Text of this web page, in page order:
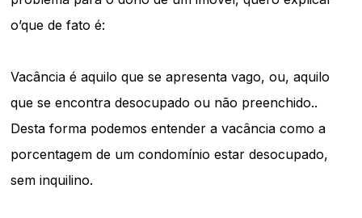
o’que de fato é:
Vacância é aquilo que se apresenta vago, ou, aquilo
que se encontra desocupado ou não preenchido..
Desta forma podemos entender a vacância como a
porcentagem de um condomínio estar desocupado,
sem inquilino.